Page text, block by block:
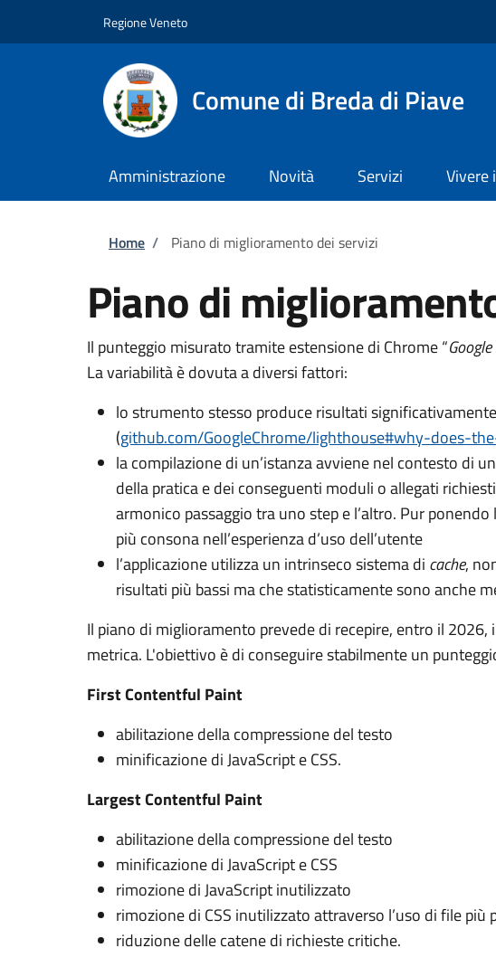
Regione Veneto
Comune di Breda di Piave
Amministrazione Novità Servizi Vivere
Briciole di pane
Home / Piano di miglioramento dei servizi
Piano di
Il punteggio misurato tramite estensione di Chrome “
La variabilità è dovuta a diversi fattori:
lo strumento stesso produce risultati
(github.com/GoogleChrome/lighthouse#why-does-
la compilazione di un’istanza avviene nel contesto di
della pratica e dei conseguenti moduli o allegati
armonico passaggio tra uno step e l’altro. Pur
più consona nell’esperienza d’uso dell’utente
l’applicazione utilizza un intrinseco sistema di cache,
risultati più bassi ma che statisticamente sono anche
Il piano di miglioramento prevede di recepire, entro il
metrica. L'obiettivo è di conseguire stabilmente un
First Contentful Paint
abilitazione della compressione del testo
minificazione di JavaScript e CSS.
Largest Contentful Paint
abilitazione della compressione del testo
minificazione di JavaScript e CSS
rimozione di JavaScript inutilizzato
rimozione di CSS inutilizzato attraverso l’uso di file
riduzione delle catene di richieste critiche.